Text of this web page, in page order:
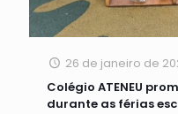
26 de janeiro de
Colégio ATENEU
durante as férias